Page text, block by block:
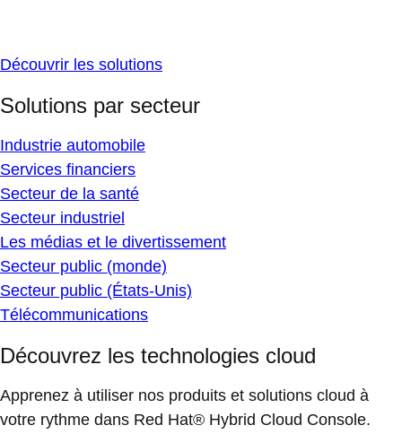
Découvrir les solutions
Solutions par secteur
Industrie automobile
Services financiers
Secteur de la santé
Secteur industriel
Les médias et le divertissement
Secteur public (monde)
Secteur public (États-Unis)
Télécommunications
Découvrez les technologies cloud
Apprenez à utiliser nos produits et solutions cloud à
votre rythme dans Red Hat® Hybrid Cloud Console.